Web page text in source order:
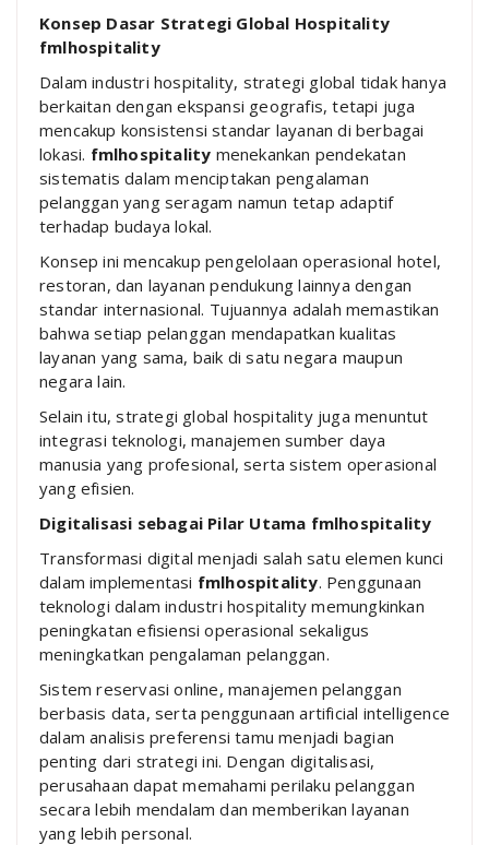
Konsep Dasar Strategi Global Hospitality
fmlhospitality
Dalam industri hospitality, strategi global tidak hanya
berkaitan dengan ekspansi geografis, tetapi juga
mencakup konsistensi standar layanan di berbagai
lokasi. fmlhospitality menekankan pendekatan
sistematis dalam menciptakan pengalaman
pelanggan yang seragam namun tetap adaptif
terhadap budaya lokal.
Konsep ini mencakup pengelolaan operasional hotel,
restoran, dan layanan pendukung lainnya dengan
standar internasional. Tujuannya adalah memastikan
bahwa setiap pelanggan mendapatkan kualitas
layanan yang sama, baik di satu negara maupun
negara lain.
Selain itu, strategi global hospitality juga menuntut
integrasi teknologi, manajemen sumber daya
manusia yang profesional, serta sistem operasional
yang efisien.
Digitalisasi sebagai Pilar Utama fmlhospitality
Transformasi digital menjadi salah satu elemen kunci
dalam implementasi fmlhospitality. Penggunaan
teknologi dalam industri hospitality memungkinkan
peningkatan efisiensi operasional sekaligus
meningkatkan pengalaman pelanggan.
Sistem reservasi online, manajemen pelanggan
berbasis data, serta penggunaan artificial intelligence
dalam analisis preferensi tamu menjadi bagian
penting dari strategi ini. Dengan digitalisasi,
perusahaan dapat memahami perilaku pelanggan
secara lebih mendalam dan memberikan layanan
yang lebih personal.